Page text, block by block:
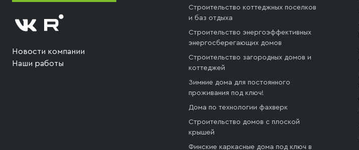
Новости компании
Наши работы
Строительство коттеджных поселков
и баз отдыха
Строительство энергоэффективных
энергосберегающих домов
Строительство загородных домов и
коттеджей
Зимние дома для постоянного
проживания под ключ!
Дома по технологии фахверк
Строительство домов с плоской
крышей
Финские каркасные дома под ключ в